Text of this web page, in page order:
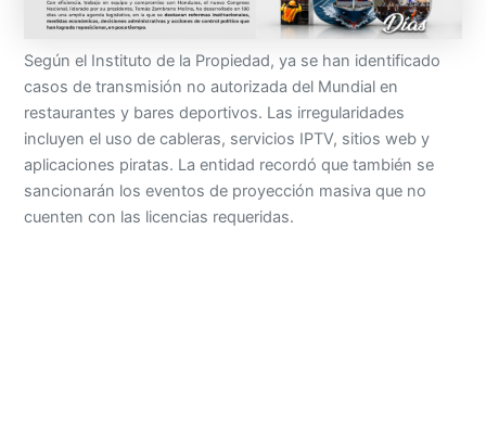
Según el Instituto de la Propiedad, ya se han identificado
casos de transmisión no autorizada del Mundial en
restaurantes y bares deportivos. Las irregularidades
incluyen el uso de cableras, servicios IPTV, sitios web y
aplicaciones piratas. La entidad recordó que también se
sancionarán los eventos de proyección masiva que no
cuenten con las licencias requeridas.